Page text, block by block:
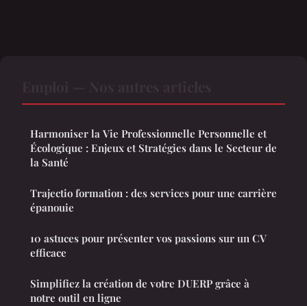
Harmoniser la Vie Professionnelle Personnelle et
Écologique : Enjeux et Stratégies dans le Secteur de
la Santé
Trajectio formation : des services pour une carrière
épanouie
10 astuces pour présenter vos passions sur un CV
efficace
Simplifiez la création de votre DUERP grâce à
notre outil en ligne